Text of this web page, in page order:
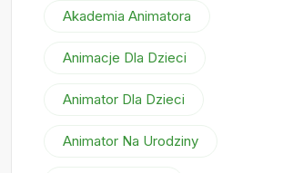
Akademia Animatora
Animacje Dla Dzieci
Animator Dla Dzieci
Animator Na Urodziny